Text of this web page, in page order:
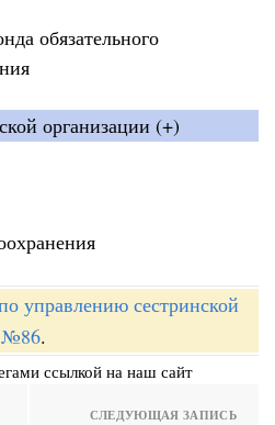
обязательного
организации (+)
управлению сестринской
№86.
ссылкой на наш сайт
СЛЕДУЮЩАЯ ЗАПИСЬ